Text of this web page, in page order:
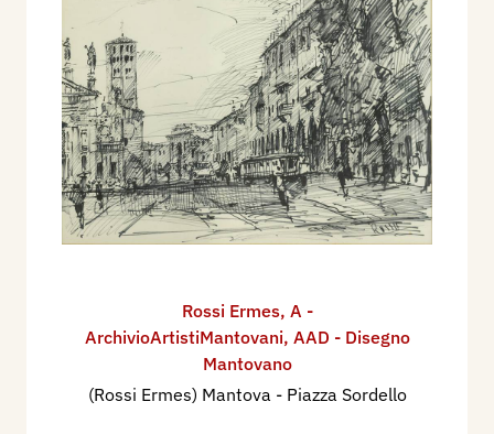
Rossi Ermes, A -
ArchivioArtistiMantovani, AAD - Disegno
Mantovano
(Rossi Ermes) Mantova - Piazza Sordello